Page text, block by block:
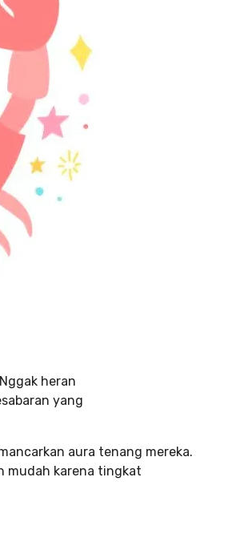
heran
yang
aura tenang mereka.
mudah karena tingkat